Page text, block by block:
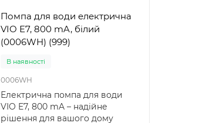
Помпа для води електрична
VIO E7, 800 mA, білий
(0006WH) (999)
В наявностi
0006WH
Електрична помпа для води
VIO E7, 800 mA – надійне
рішення для вашого дому